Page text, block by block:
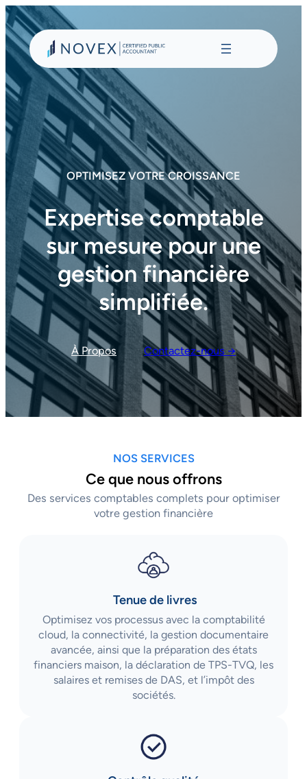
Aller
au
contenu
OPTIMISEZ VOTRE CROISSANCE
Expertise comptable
sur mesure pour une
gestion financière
simplifiée.
À Propos Contactez-nous →
NOS SERVICES
Ce que nous offrons
Des services comptables complets pour optimiser
votre gestion financière
Tenue de livres
Optimisez vos processus avec la comptabilité
cloud, la connectivité, la gestion documentaire
avancée, ainsi que la préparation des états
financiers maison, la déclaration de TPS-TVQ, les
salaires et remises de DAS, et l’impôt des
sociétés.